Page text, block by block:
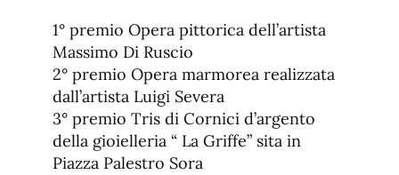
1° premio Opera pittorica dell’artista
Massimo Di Ruscio
2° premio Opera marmorea realizzata
dall’artista Luigi Severa
3° premio Tris di Cornici d’argento
della gioielleria “ La Griffe” sita in
Piazza Palestro Sora